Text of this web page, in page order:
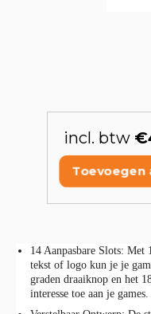
incl. btw
Toevoegen
14 Aanpasbare Slots: Met
tekst of logo kun je je
graden draaiknop en het
interesse toe aan je games.